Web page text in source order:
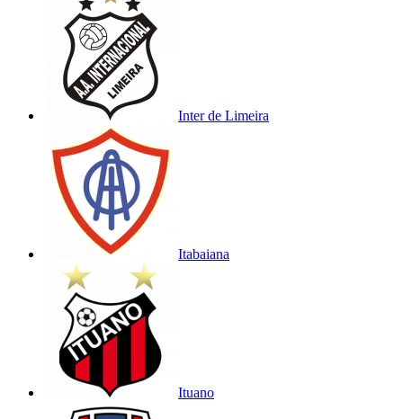
Inter de Limeira
Itabaiana
Ituano